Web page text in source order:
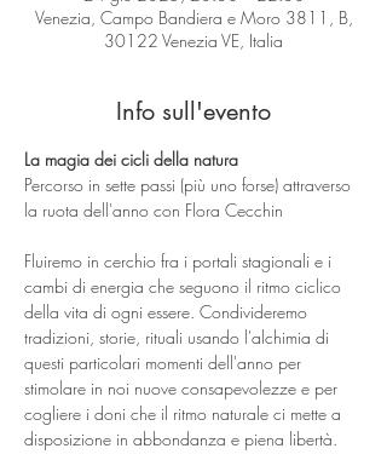
Venezia, Campo Bandiera e Moro 3811, B,
30122 Venezia VE, Italia
Info sull'evento
La magia dei cicli della natura
Percorso in sette passi (più uno forse) attraverso
la ruota dell'anno con Flora Cecchin
Fluiremo in cerchio fra i portali stagionali e i
cambi di energia che seguono il ritmo ciclico
della vita di ogni essere. Condivideremo
tradizioni, storie, rituali usando l'alchimia di
questi particolari momenti dell'anno per
stimolare in noi nuove consapevolezze e per
cogliere i doni che il ritmo naturale ci mette a
disposizione in abbondanza e piena libertà.